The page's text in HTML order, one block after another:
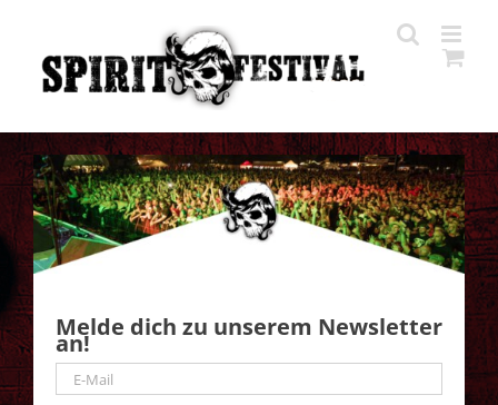
Melde dich zu unserem Newsletter
an!